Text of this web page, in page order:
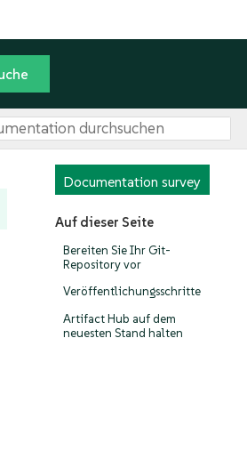
Documentation survey
Auf dieser Seite
Bereiten Sie Ihr Git-
Repository vor
Veröffentlichungsschritte
Artifact Hub auf dem
neuesten Stand halten